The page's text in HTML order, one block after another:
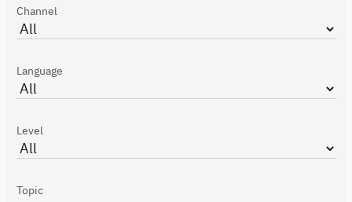
Channel
Language
Level
Topic